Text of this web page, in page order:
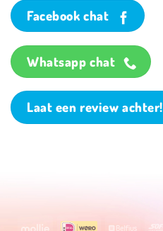
Facebook chat
Whatsapp chat
Laat een review achter!
Mollie Wero Belfius